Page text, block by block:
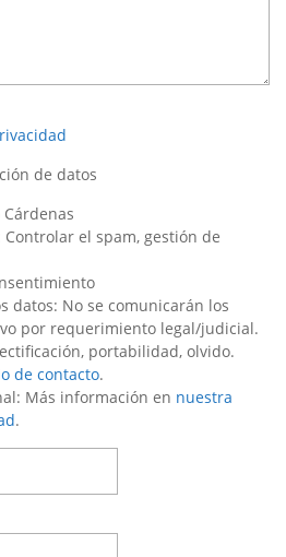
de datos
el spam, gestión de
datos: No se comunicarán los
por requerimiento legal/judicial.
portabilidad, olvido.
de contacto.
Más información en nuestra
.